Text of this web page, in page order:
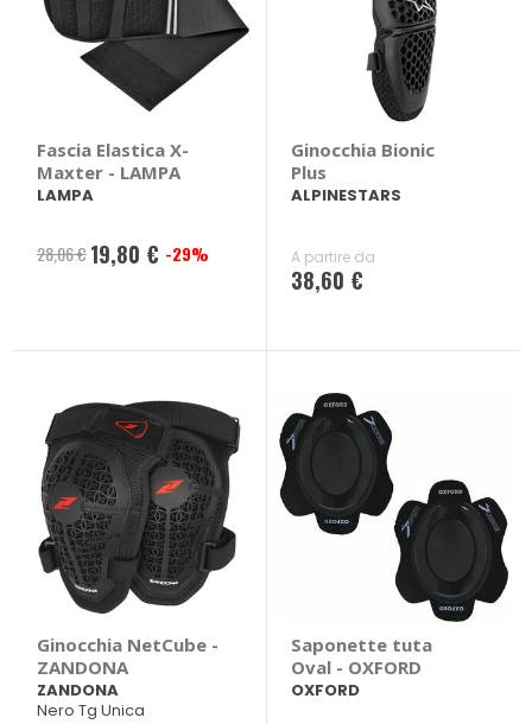
Fascia Elastica X-
Maxter - LAMPA
LAMPA
28,06 € Prezzo
19,80 € -29%
Ginocchia Bionic
Plus
ALPINESTARS
A partire da
38,60 €
Ginocchia NetCube -
ZANDONA
ZANDONA
Nero Tg Unica
Saponette tuta
Oval - OXFORD
OXFORD